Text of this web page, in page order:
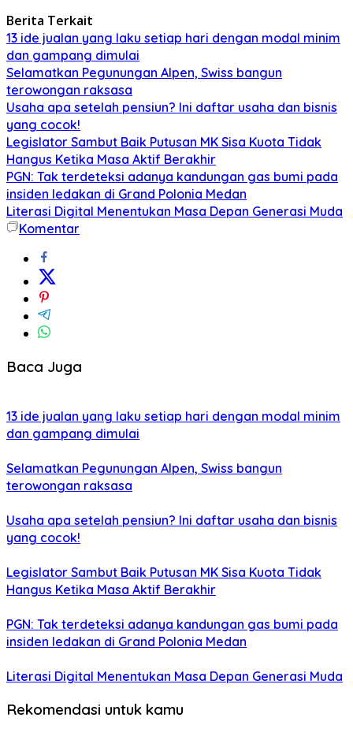
Berita Terkait
13 ide jualan yang laku setiap hari dengan modal minim
dan gampang dimulai
Selamatkan Pegunungan Alpen, Swiss bangun
terowongan raksasa
Usaha apa setelah pensiun? Ini daftar usaha dan bisnis
yang cocok!
Legislator Sambut Baik Putusan MK Sisa Kuota Tidak
Hangus Ketika Masa Aktif Berakhir
PGN: Tak terdeteksi adanya kandungan gas bumi pada
insiden ledakan di Grand Polonia Medan
Literasi Digital Menentukan Masa Depan Generasi Muda
Komentar
Baca Juga
13 ide jualan yang laku setiap hari dengan modal minim
dan gampang dimulai
Selamatkan Pegunungan Alpen, Swiss bangun
terowongan raksasa
Usaha apa setelah pensiun? Ini daftar usaha dan bisnis
yang cocok!
Legislator Sambut Baik Putusan MK Sisa Kuota Tidak
Hangus Ketika Masa Aktif Berakhir
PGN: Tak terdeteksi adanya kandungan gas bumi pada
insiden ledakan di Grand Polonia Medan
Literasi Digital Menentukan Masa Depan Generasi Muda
Rekomendasi untuk kamu